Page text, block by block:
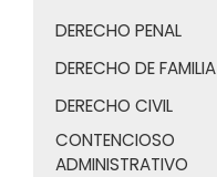
DERECHO PENAL
DERECHO DE FAMILIA
DERECHO CIVIL
CONTENCIOSO
ADMINISTRATIVO